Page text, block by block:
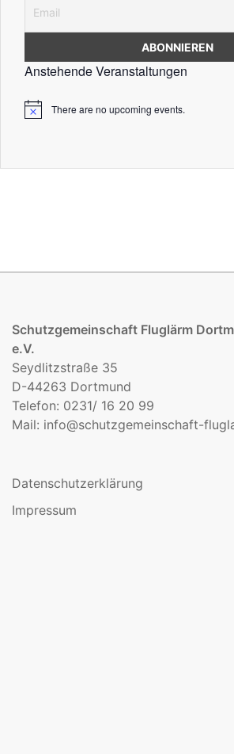
Anstehende Veranstaltungen
There are no upcoming events.
Schutzgemeinschaft Fluglärm
e.V.
Seydlitzstraße 35
D-44263 Dortmund
Telefon: 0231/ 16 20 99
Mail: info@schutzgemeinschaft-
Datenschutzerklärung
Impressum